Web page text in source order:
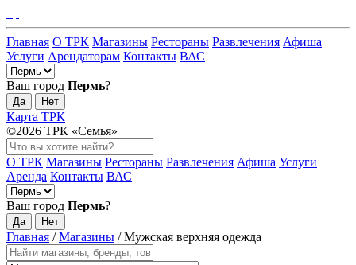
Главная О ТРК Магазины Рестораны Развлечения Афиша
Услуги Арендаторам Контакты ВАС
Ваш город Пермь?
Да Нет
Карта ТРК
©2026 ТРК «Семья»
О ТРК Магазины Рестораны Развлечения Афиша Услуги
Аренда Контакты ВАС
Ваш город Пермь?
Да Нет
Главная /Магазины /Мужская верхняя одежда